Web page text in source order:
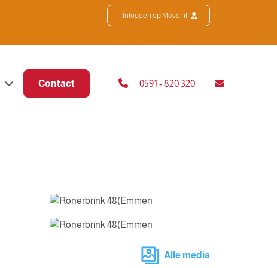
Inloggen op Move.nl
Contact 0591 - 820 320
Alle media